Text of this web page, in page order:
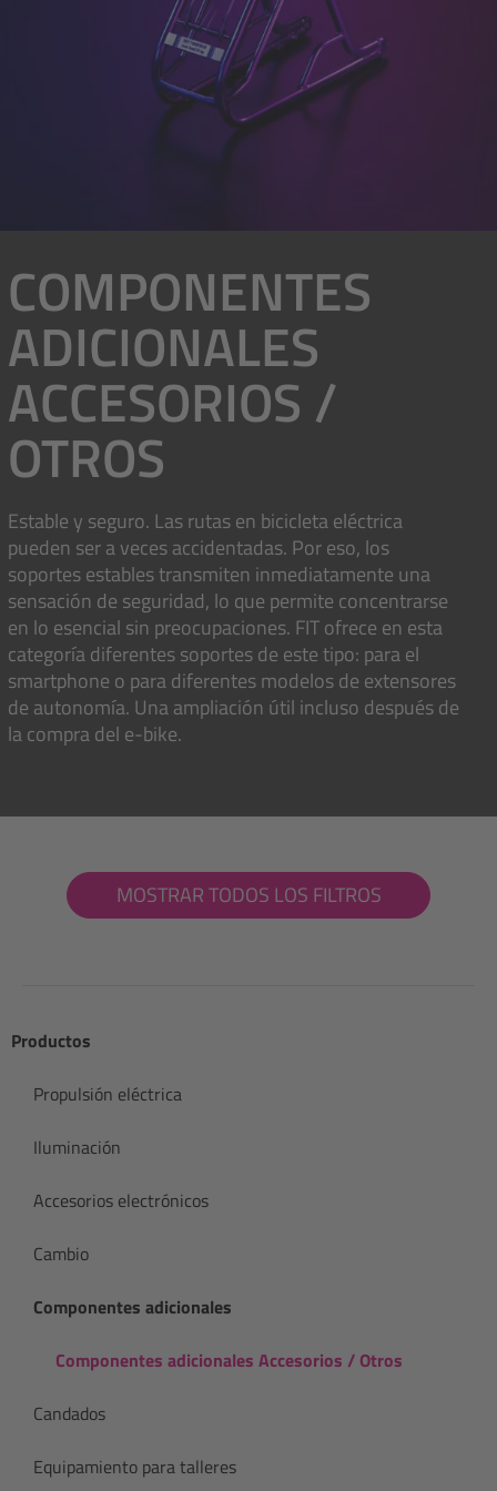
COMPONENTES
ADICIONALES
ACCESORIOS /
OTROS
Estable y seguro. Las rutas en bicicleta eléctrica
pueden ser a veces accidentadas. Por eso, los
soportes estables transmiten inmediatamente una
sensación de seguridad, lo que permite concentrarse
en lo esencial sin preocupaciones. FIT ofrece en esta
categoría diferentes soportes de este tipo: para el
smartphone o para diferentes modelos de extensores
de autonomía. Una ampliación útil incluso después de
la compra del e-bike.
MOSTRAR TODOS LOS FILTROS
Productos
Propulsión eléctrica
Iluminación
Accesorios electrónicos
Cambio
Componentes adicionales
Componentes adicionales Accesorios / Otros
Candados
Equipamiento para talleres